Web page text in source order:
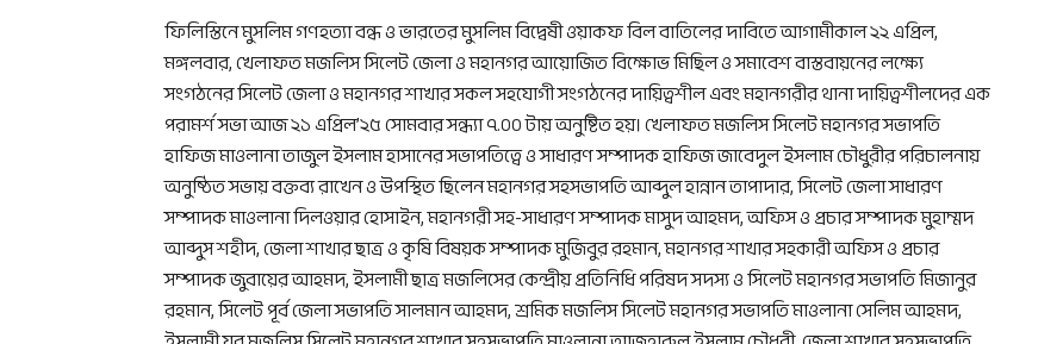
ফিলিস্তিনে মুসলিম গণহত্যা বন্ধ ও ভারতের মুসলিম বিদ্বেষী ওয়াকফ বিল বাতিলের দাবিতে আগামীকাল ২২ এপ্রিল,
মঙ্গলবার, খেলাফত মজলিস সিলেট জেলা ও মহানগর আয়োজিত বিক্ষোভ মিছিল ও সমাবেশ বাস্তবায়নের লক্ষ্যে
সংগঠনের সিলেট জেলা ও মহানগর শাখার সকল সহযোগী সংগঠনের দায়িত্বশীল এবং মহানগরীর থানা দায়িত্বশীলদের এক
পরামর্শ সভা আজ ২১ এপ্রিল’২৫ সোমবার সন্ধ্যা ৭.০০ টায় অনুষ্টিত হয়। খেলাফত মজলিস সিলেট মহানগর সভাপতি
হাফিজ মাওলানা তাজুল ইসলাম হাসানের সভাপতিত্বে ও সাধারণ সম্পাদক হাফিজ জাবেদুল ইসলাম চৌধুরীর পরিচালনায়
অনুষ্ঠিত সভায় বক্তব্য রাখেন ও উপস্থিত ছিলেন মহানগর সহসভাপতি আব্দুল হান্নান তাপাদার, সিলেট জেলা সাধারণ
সম্পাদক মাওলানা দিলওয়ার হোসাইন, মহানগরী সহ-সাধারণ সম্পাদক মাসুদ আহমদ, অফিস ও প্রচার সম্পাদক মুহাম্মদ
আব্দুস শহীদ, জেলা শাখার ছাত্র ও কৃষি বিষয়ক সম্পাদক মুজিবুর রহমান, মহানগর শাখার সহকারী অফিস ও প্রচার
সম্পাদক জুবায়ের আহমদ, ইসলামী ছাত্র মজলিসের কেন্দ্রীয় প্রতিনিধি পরিষদ সদস্য ও সিলেট মহানগর সভাপতি মিজানুর
রহমান, সিলেট পূর্ব জেলা সভাপতি সালমান আহমদ, শ্রমিক মজলিস সিলেট মহানগর সভাপতি মাওলানা সেলিম আহমদ,